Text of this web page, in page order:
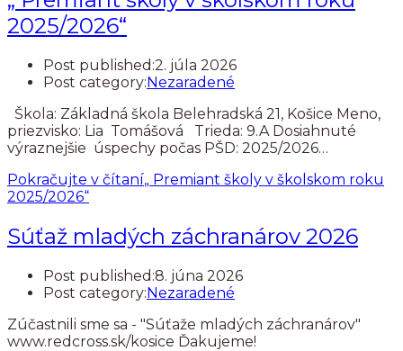
2025/2026“
Post published:2. júla 2026
Post category:Nezaradené
Škola: Základná škola Belehradská 21, Košice Meno,
priezvisko: Lia Tomášová Trieda: 9.A Dosiahnuté
výraznejšie úspechy počas PŠD: 2025/2026…
Pokračujte v čítaní„ Premiant školy v školskom roku
2025/2026“
Súťaž mladých záchranárov 2026
Post published:8. júna 2026
Post category:Nezaradené
Zúčastnili sme sa - "Súťaže mladých záchranárov"
www.redcross.sk/kosice Ďakujeme!